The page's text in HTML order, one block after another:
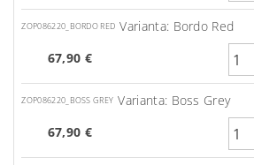
ZOP086220_BORDO RED Varianta: Bordo Red
67,90 €
ZOP086220_BOSS GREY Varianta: Boss Grey
67,90 €